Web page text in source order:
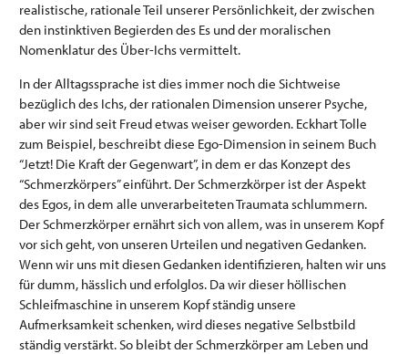
realistische, rationale Teil unserer Persönlichkeit, der zwischen
den instinktiven Begierden des Es und der moralischen
Nomenklatur des Über-Ichs vermittelt.
In der Alltagssprache ist dies immer noch die Sichtweise
bezüglich des Ichs, der rationalen Dimension unserer Psyche,
aber wir sind seit Freud etwas weiser geworden. Eckhart Tolle
zum Beispiel, beschreibt diese Ego-Dimension in seinem Buch
“Jetzt! Die Kraft der Gegenwart”, in dem er das Konzept des
“Schmerzkörpers” einführt. Der Schmerzkörper ist der Aspekt
des Egos, in dem alle unverarbeiteten Traumata schlummern.
Der Schmerzkörper ernährt sich von allem, was in unserem Kopf
vor sich geht, von unseren Urteilen und negativen Gedanken.
Wenn wir uns mit diesen Gedanken identifizieren, halten wir uns
für dumm, hässlich und erfolglos. Da wir dieser höllischen
Schleifmaschine in unserem Kopf ständig unsere
Aufmerksamkeit schenken, wird dieses negative Selbstbild
ständig verstärkt. So bleibt der Schmerzkörper am Leben und